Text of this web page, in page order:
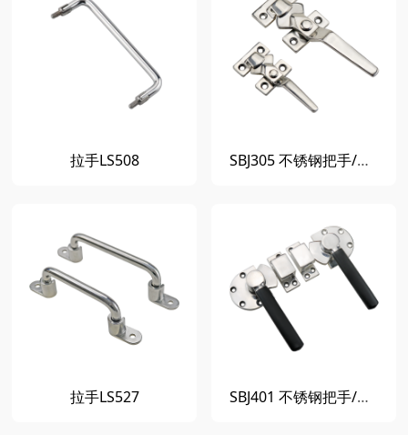
拉手LS508 SBJ305 不锈钢把手/拉手
拉手LS527 SBJ401 不锈钢把手/拉手